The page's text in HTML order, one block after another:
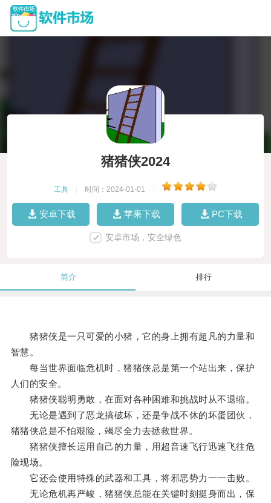
猪猪侠2024
工具 时间：2024-01-01
安卓下载 苹果下载 PC下载
安卓市场，安全绿色
简介 排行
猪猪侠是一只可爱的小猪，它的身上拥有超凡的力量和
智慧。
每当世界面临危机时，猪猪侠总是第一个站出来，保护
人们的安全。
猪猪侠聪明勇敢，在面对各种困难和挑战时从不退缩。
无论是遇到了恶龙搞破坏，还是争战不休的坏蛋团伙，
猪猪侠总是不怕艰险，竭尽全力去拯救世界。
猪猪侠擅长运用自己的力量，用超音速飞行迅速飞往危
险现场。
它还会使用特殊的武器和工具，将邪恶势力一一击败。
无论危机再严峻，猪猪侠总能在关键时刻挺身而出，保